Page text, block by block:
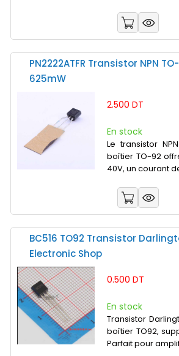
PN2222ATFR Transistor NPN
625mW
2.500 DT
En stock
Le transistor
boîtier TO-92
40V, un courant
BC516 TO92 Transistor
Electronic Shop
0.500 DT
En stock
Transistor
boîtier TO92,
Parfait pour